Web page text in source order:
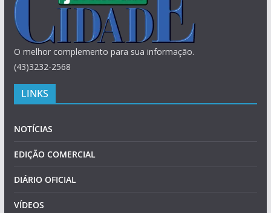
O melhor complemento para sua informação.
(43)3232-2568
LINKS
NOTÍCIAS
EDIÇÃO COMERCIAL
DIÁRIO OFICIAL
VÍDEOS